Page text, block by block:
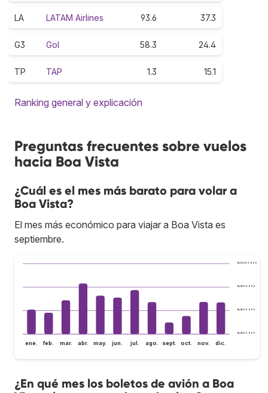
LA LATAM Airlines 93.6 37.3
G3 Gol 58.3 24.4
TP TAP 1.3 15.1
Ranking general y explicación
Preguntas frecuentes sobre vuelos
hacia Boa Vista
¿Cuál es el mes más barato para volar a
Boa Vista?
El mes más económico para viajar a Boa Vista es
septiembre.
Bs.S300.000
Bs.S600.000
Bs.S900.000
Bs.S1.200.000
ene. feb. mar. abr. may. jun. jul. ago. sept. oct. nov. dic.
¿En qué mes los boletos de avión a Boa